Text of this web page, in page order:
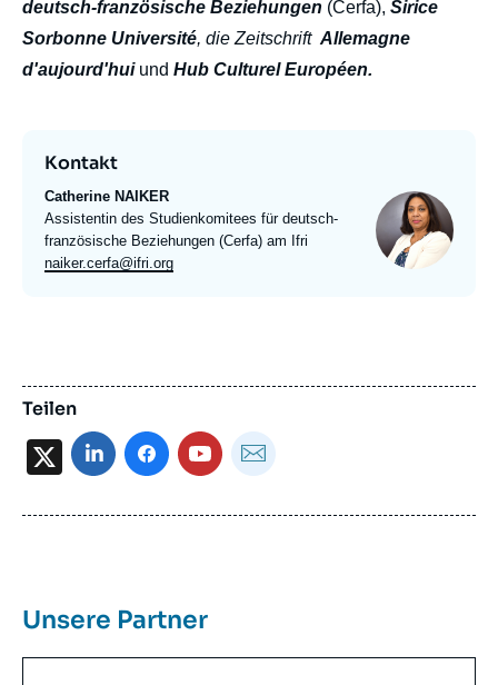
deutsch-französische Beziehungen (Cerfa), Sirice
Sorbonne Université, die Zeitschrift Allemagne
d'aujourd'hui und Hub Culturel Européen.
Kontakt
Catherine NAIKER
Intitulé
du
poste
Assistentin des Studienkomitees für deutsch-
französische Beziehungen (Cerfa) am Ifri
Email
naiker.cerfa@ifri.org
Photo
Teilen
X
Unsere Partner